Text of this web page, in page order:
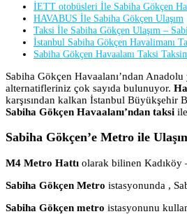
İETT otobüsleri İle Sabiha Gökçen
HAVABUS İle Sabiha Gökçen Ulaşım
Taksi İle Sabiha Gökçen Ulaşım –
İstanbul Sabiha Gökçen Havalimanı
Sabiha Gökçen Havaalanı Taksi
Sabiha Gökçen Havaalanı’ndan
alternatifleriniz çok sayıda bulunuyor.
karşısından kalkan İstanbul
Sabiha Gökçen Havaalanı’ndan taksi
Sabiha Gökçen’e Metro ile
M4 Metro Hattı olarak bilinen Kadıköy
Sabiha Gökçen Metro istasyonunda ,
Sabiha Gökçen metro istasyonunu